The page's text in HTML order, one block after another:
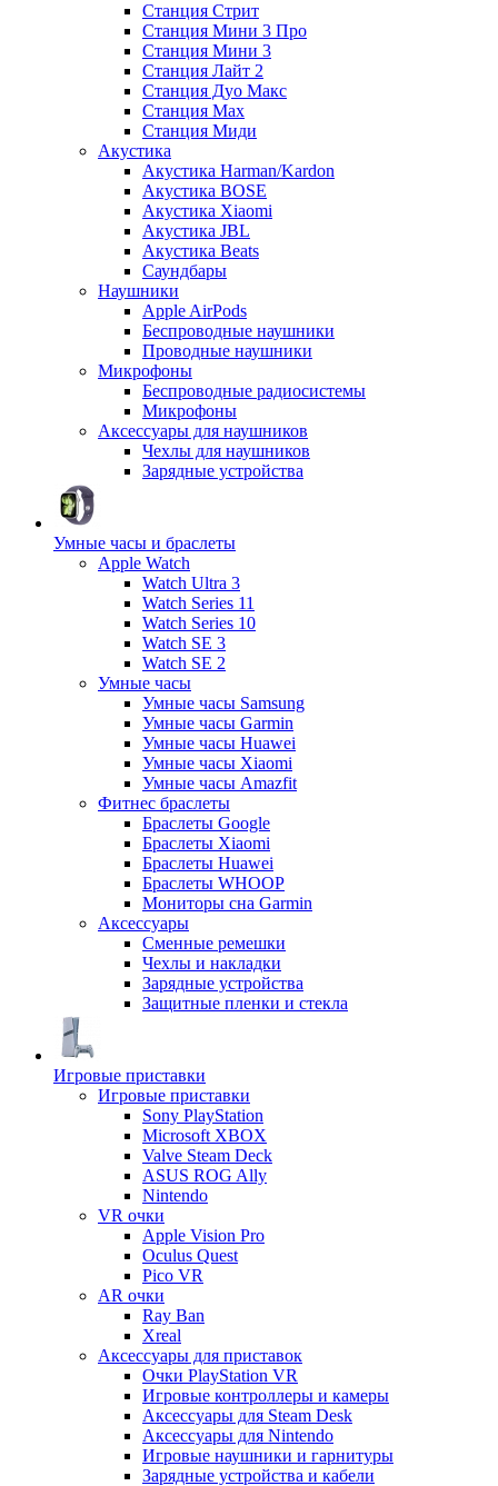
Станция Стрит
Станция Мини 3 Про
Станция Мини 3
Станция Лайт 2
Станция Дуо Макс
Станция Max
Станция Миди
Акустика
Акустика Harman/Kardon
Акустика BOSE
Акустика Xiaomi
Акустика JBL
Акустика Beats
Саундбары
Наушники
Apple AirPods
Беспроводные наушники
Проводные наушники
Микрофоны
Беспроводные радиосистемы
Микрофоны
Аксессуары для наушников
Чехлы для наушников
Зарядные устройства
Умные часы и браслеты
Apple Watch
Watch Ultra 3
Watch Series 11
Watch Series 10
Watch SE 3
Watch SE 2
Умные часы
Умные часы Samsung
Умные часы Garmin
Умные часы Huawei
Умные часы Xiaomi
Умные часы Amazfit
Фитнес браслеты
Браслеты Google
Браслеты Xiaomi
Браслеты Huawei
Браслеты WHOOP
Мониторы сна Garmin
Аксессуары
Сменные ремешки
Чехлы и накладки
Зарядные устройства
Защитные пленки и стекла
Игровые приставки
Игровые приставки
Sony PlayStation
Microsoft XBOX
Valve Steam Deck
ASUS ROG Ally
Nintendo
VR очки
Apple Vision Pro
Oculus Quest
Pico VR
AR очки
Ray Ban
Xreal
Аксессуары для приставок
Очки PlayStation VR
Игровые контроллеры и камеры
Аксессуары для Steam Desk
Аксессуары для Nintendo
Игровые наушники и гарнитуры
Зарядные устройства и кабели